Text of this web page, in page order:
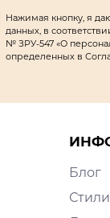
Нажимая кнопку, я
данных, в
№ ЗРУ-547 «О
определенных в
Блог
Стили